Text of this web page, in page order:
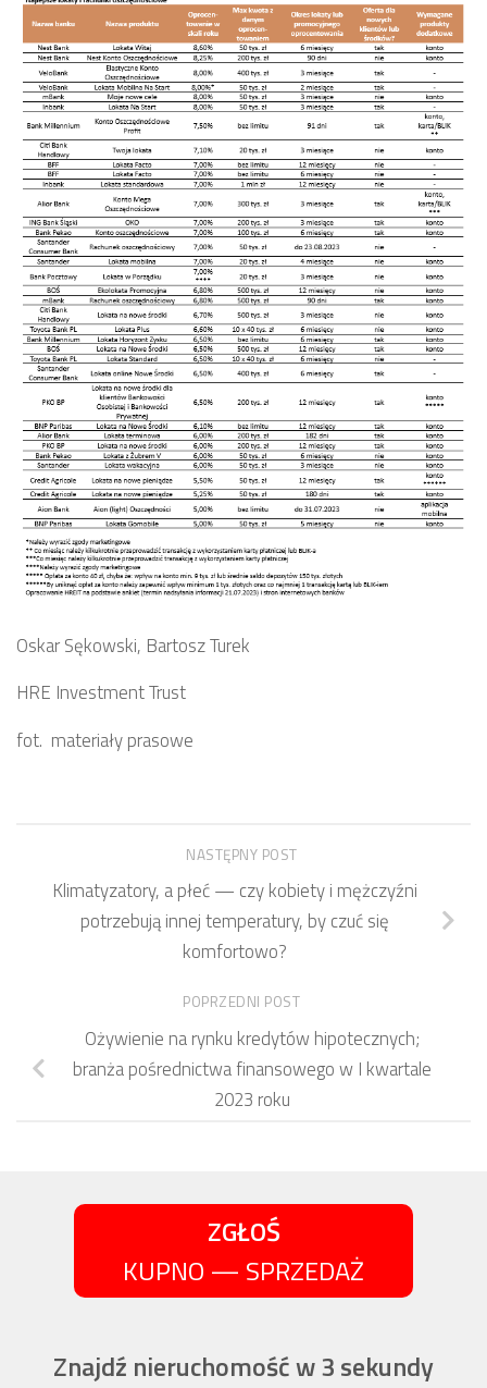
Oskar Sękowski, Bartosz Turek
HRE Investment Trust
fot. materiały prasowe
NASTĘPNY POST
Klimatyzatory, a płeć — czy kobiety i mężczyźni
potrzebują innej temperatury, by czuć się
komfortowo?
POPRZEDNI POST
Ożywienie na rynku kredytów hipotecznych;
branża pośrednictwa finansowego w I kwartale
2023 roku
ZGŁOŚ
KUPNO — SPRZEDAŻ
Znajdź nieruchomość w 3 sekundy